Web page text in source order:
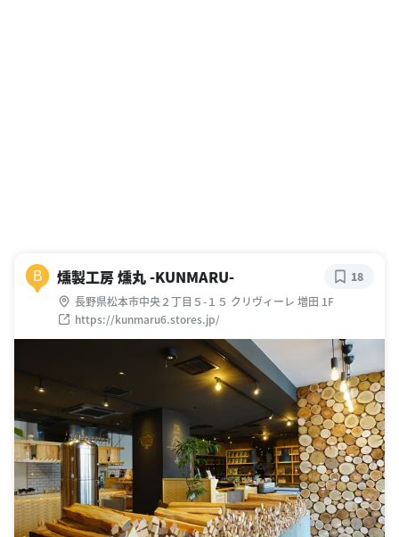
B 燻製工房 燻丸 -KUNMARU-
長野県松本市中央２丁目５-１５ クリヴィーレ 増田 1F
https://kunmaru6.stores.jp/
18